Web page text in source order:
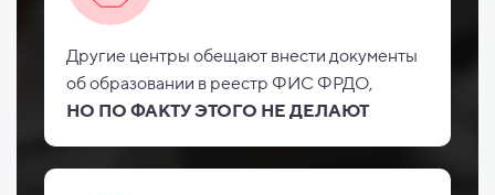
Другие центры обещают внести документы
обобразовании в реестр ФИС ФРДО,
НО ПО ФАКТУ ЭТОГО НЕ ДЕЛАЮТ